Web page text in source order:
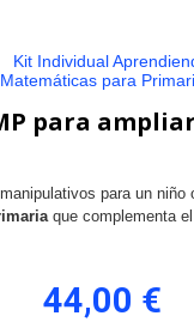
para
para un niño
que complementa
44,00 €